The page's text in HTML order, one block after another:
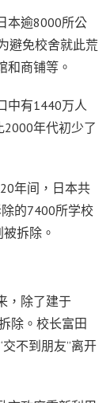
本逾8000所公
避免校舍就此荒
和商铺等。
中有1440万人
2000年代初少了
年间，日本共
的7400所学校
拆除。
，除了建于
除。校长富田
不到朋友”离开